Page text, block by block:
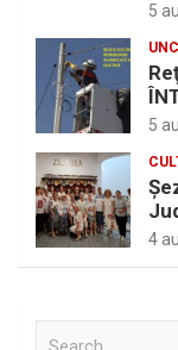
5
5
4